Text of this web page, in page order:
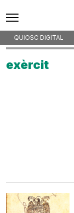
Codi
Premis
Contacte
Avís legal
Política de
QUIOSC DIGITAL
exèrcit